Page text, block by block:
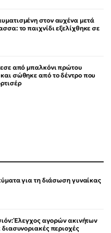
για τη διάσωση γυναίκας
Έλεγχος αγορών ακινήτων
περιοχές
στον αυχένα μετά
το παιχνίδι εξελίχθηκε σε
από μπαλκόνι πρώτου
σώθηκε από το δέντρο που